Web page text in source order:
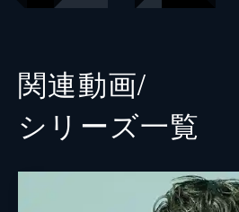
関連動画/
シリーズ⼀覧